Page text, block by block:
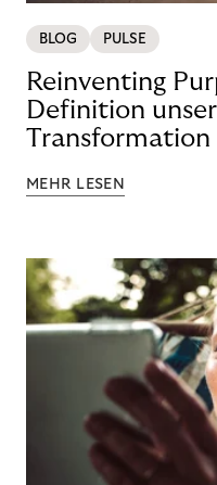
BLOG PULSE
Reinventing
Definition
MEHR LESEN